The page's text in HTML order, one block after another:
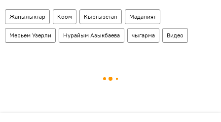
Жаңылыктар Коом Кыргызстан Маданият
Мерьем Узерли Нурайым Азыкбаева чыгарма Видео